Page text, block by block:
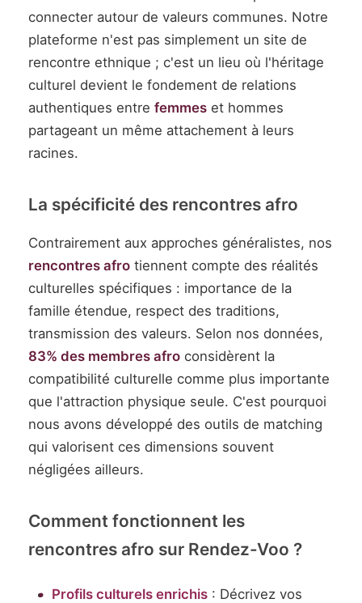
connecter autour de valeurs communes. Notre
plateforme n'est pas simplement un site de
rencontre ethnique ; c'est un lieu où l'héritage
culturel devient le fondement de relations
authentiques entre femmes et hommes
partageant un même attachement à leurs
racines.
La spécificité des rencontres afro
Contrairement aux approches généralistes, nos
rencontres afro tiennent compte des réalités
culturelles spécifiques : importance de la
famille étendue, respect des traditions,
transmission des valeurs. Selon nos données,
83% des membres afro considèrent la
compatibilité culturelle comme plus importante
que l'attraction physique seule. C'est pourquoi
nous avons développé des outils de matching
qui valorisent ces dimensions souvent
négligées ailleurs.
Comment fonctionnent les
rencontres afro sur Rendez-Voo ?
Profils culturels enrichis: Décrivez vos